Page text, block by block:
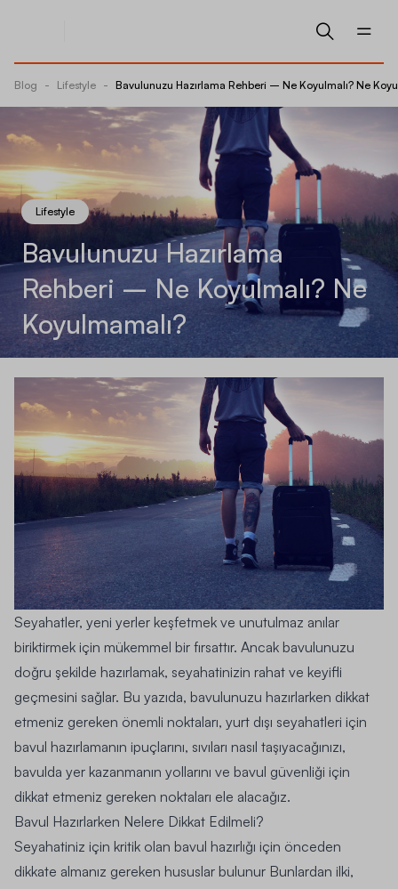
Blog - Lifestyle - Bavulunuzu Hazırlama Rehberi – Ne Koyulmalı? Ne
Lifestyle
Bavulunuzu Hazırlama
Rehberi – Ne Koyulmalı? Ne
Koyulmamalı?
Seyahatler, yeni yerler keşfetmek ve unutulmaz anılar
biriktirmek için mükemmel bir fırsattır. Ancak bavulunuzu
doğru şekilde hazırlamak, seyahatinizin rahat ve keyifli
geçmesini sağlar. Bu yazıda, bavulunuzu hazırlarken dikkat
etmeniz gereken önemli noktaları, yurt dışı seyahatleri için
bavul hazırlamanın ipuçlarını, sıvıları nasıl taşıyacağınızı,
bavulda yer kazanmanın yollarını ve bavul güvenliği için
dikkat etmeniz gereken noktaları ele alacağız.
Bavul Hazırlarken Nelere Dikkat Edilmeli?
Seyahatiniz için kritik olan bavul hazırlığı için önceden
dikkate almanız gereken hususlar bulunur Bunlardan ilki,